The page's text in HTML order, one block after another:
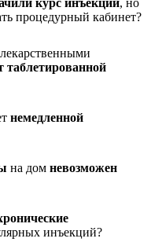
процедурный кабинет?
таблетированной
немедленной
на дом невозможен
инъекций?